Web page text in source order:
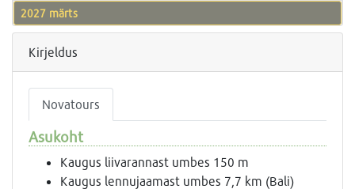
2027 märts
Kirjeldus
Novatours
Asukoht
Kaugus liivarannast umbes 150 m
Kaugus lennujaamast umbes 7,7 km (Bali)